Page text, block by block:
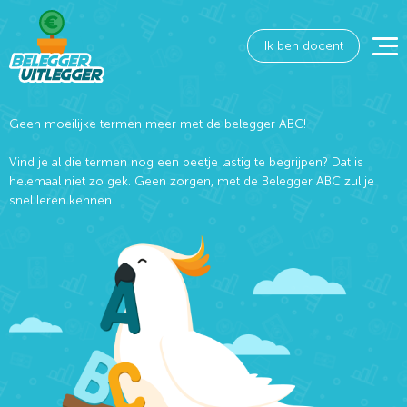
Ik ben docent
Geen moeilijke termen meer met de belegger ABC!
Vind je al die termen nog een beetje lastig te begrijpen? Dat is
helemaal niet zo gek. Geen zorgen, met de Belegger ABC zul je
snel leren kennen.
Wat wil je opzoeken?